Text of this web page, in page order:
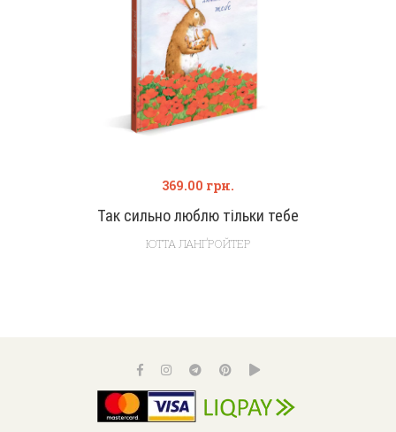
Так сильно люблю тільки тебе
369.00 грн.
ЮТТА ЛАНҐРОЙТЕР